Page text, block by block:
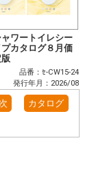
ャワートイレシー
プカタログ８月価
品番：ｾ-CW15-24
発行年月：2026/08
カタログ